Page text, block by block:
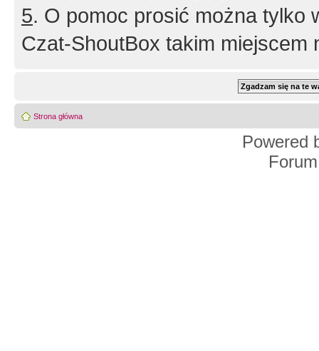
5. O pomoc prosić można tylko
Czat-ShoutBox takim miejscem
Strona główna
Powered